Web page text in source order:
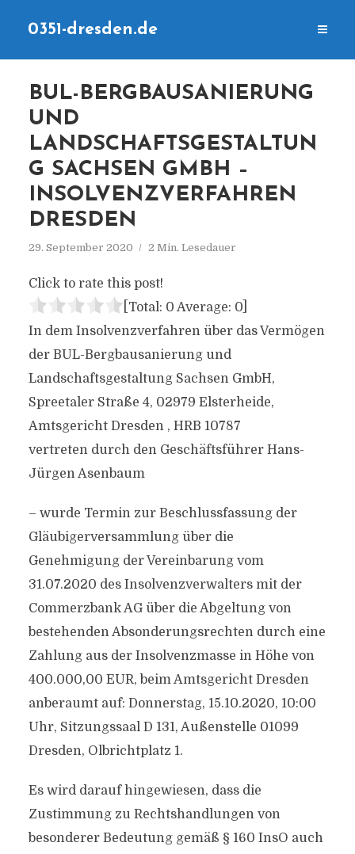
0351-dresden.de
BUL-BERGBAUSANIERUNG
UND
LANDSCHAFTSGESTALTUN
G SACHSEN GMBH –
INSOLVENZVERFAHREN
DRESDEN
29. September 2020 2 Min. Lesedauer
Click to rate this post!
[Total: 0 Average: 0]
In dem Insolvenzverfahren über das Vermögen
der BUL-Bergbausanierung und
Landschaftsgestaltung Sachsen GmbH,
Spreetaler Straße 4, 02979 Elsterheide,
Amtsgericht Dresden , HRB 10787
vertreten durch den Geschäftsführer Hans-
Jürgen Asenbaum
– wurde Termin zur Beschlussfassung der
Gläubigerversammlung über die
Genehmigung der Vereinbarung vom
31.07.2020 des Insolvenzverwalters mit der
Commerzbank AG über die Abgeltung von
bestehenden Absonderungsrechten durch eine
Zahlung aus der Insolvenzmasse in Höhe von
400.000,00 EUR, beim Amtsgericht Dresden
anberaumt auf: Donnerstag, 15.10.2020, 10:00
Uhr, Sitzungssaal D 131, Außenstelle 01099
Dresden, Olbrichtplatz 1.
Es wird darauf hingewiesen, dass die
Zustimmung zu Rechtshandlungen von
besonderer Bedeutung gemäß § 160 InsO auch